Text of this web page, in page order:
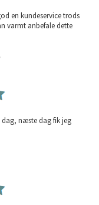
en kundeservice trods
varmt anbefale dette
dag, næste dag fik jeg